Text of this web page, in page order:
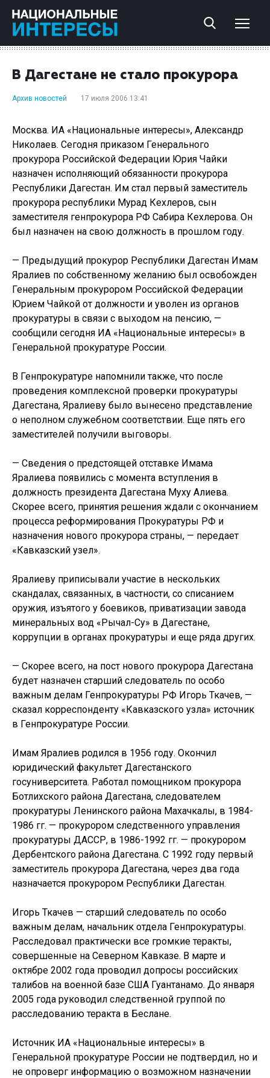
В Дагестане не стало прокурора
Архив новостей 17 июля 2006 13:41
Москва. ИА «Национальные интересы», Александр
Николаев. Сегодня приказом Генерального
прокурора Российской Федерации Юрия Чайки
назначен исполняющий обязанности прокурора
Республики Дагестан. Им стал первый заместитель
прокурора республики Мурад Кехлеров, сын
заместителя генпрокурора РФ Сабира Кехлерова. Он
был назначен на свою должность в прошлом году.
— Предыдущий прокурор Республики Дагестан Имам
Яралиев по собственному желанию был освобожден
Генеральным прокурором Российской Федерации
Юрием Чайкой от должности и уволен из органов
прокуратуры в связи с выходом на пенсию, —
сообщили сегодня ИА «Национальные интересы» в
Генеральной прокуратуре России.
В Генпрокуратуре напомнили также, что после
проведения комплексной проверки прокуратуры
Дагестана, Яралиеву было вынесено представление
о неполном служебном соответствии. Еще пять его
заместителей получили выговоры.
— Сведения о предстоящей отставке Имама
Яралиева появились с момента вступления в
должность президента Дагестана Муху Алиева.
Скорее всего, принятия решения ждали с окончанием
процесса реформирования Прокуратуры РФ и
назначения нового прокурора страны, — передает
«Кавказский узел».
Яралиеву приписывали участие в нескольких
скандалах, связанных, в частности, со списанием
оружия, изъятого у боевиков, приватизации завода
минеральных вод «Рычал-Су» в Дагестане,
коррупции в органах прокуратуры и еще ряда других.
— Скорее всего, на пост нового прокурора Дагестана
будет назначен старший следователь по особо
важным делам Генпрокуратуры РФ Игорь Ткачев, —
сказал корреспонденту «Кавказского узла» источник
в Генпрокуратуре России.
Имам Яралиев родился в 1956 году. Окончил
юридический факультет Дагестанского
госуниверситета. Работал помощником прокурора
Ботлихского района Дагестана, следователем
прокуратуры Ленинского района Махачкалы, в 1984-
1986 гг. — прокурором следственного управления
прокуратуры ДАССР, в 1986-1992 гг. — прокурором
Дербентского района Дагестана. С 1992 году первый
заместитель прокурора Дагестана, через два года
назначается прокурором Республики Дагестан.
Игорь Ткачев — старший следователь по особо
важным делам, начальник отдела Генпрокуратуры.
Расследовал практически все громкие теракты,
совершенные на Северном Кавказе. В марте и
октябре 2002 года проводил допросы российских
талибов на военной базе США Гуантанамо. До января
2005 года руководил следственной группой по
расследованию теракта в Беслане.
Источник ИА «Национальные интересы» в
Генеральной прокуратуре России не подтвердил, но и
не опроверг информацию о возможном назначении